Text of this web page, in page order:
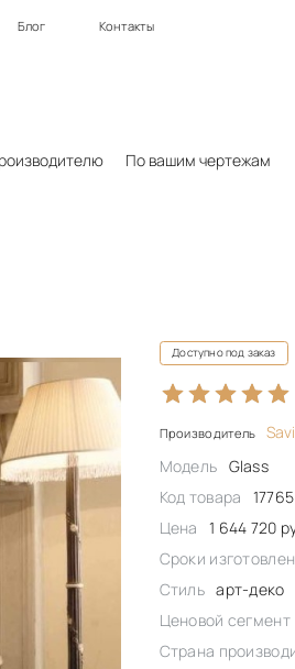
Блог Контакты
По вашим чертежам
Доступно под заказ
Производитель
Модель Glass
Код товара
17765
Цена
1 644 720
Сроки
Стиль арт-деко
Ценовой сегмент
Страна